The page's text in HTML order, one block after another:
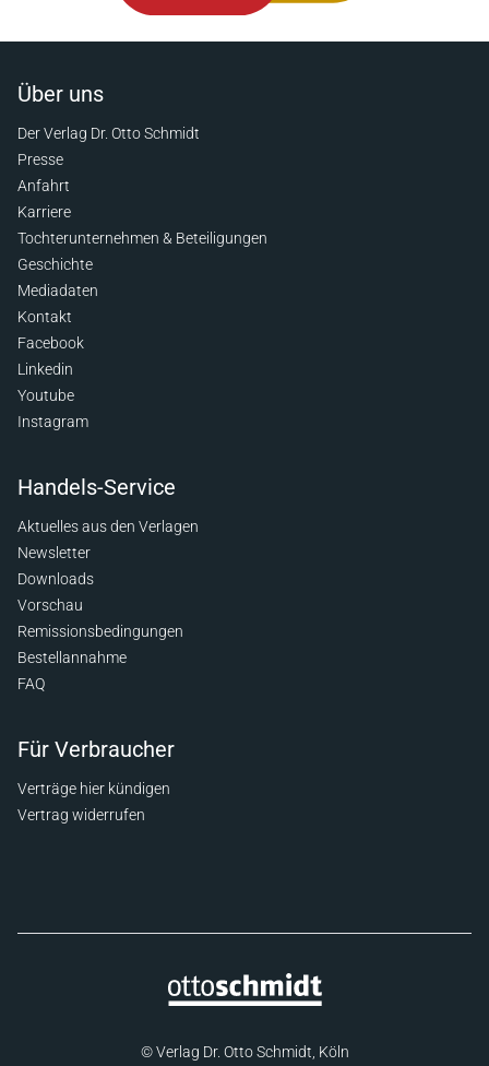
Über uns
Der Verlag Dr. Otto Schmidt
Presse
Anfahrt
Karriere
Tochterunternehmen & Beteiligungen
Geschichte
Mediadaten
Kontakt
Facebook
Linkedin
Youtube
Instagram
Handels-Service
Aktuelles aus den Verlagen
Newsletter
Downloads
Vorschau
Remissionsbedingungen
Bestellannahme
FAQ
Für Verbraucher
Verträge hier kündigen
Vertrag widerrufen
© Verlag Dr. Otto Schmidt, Köln